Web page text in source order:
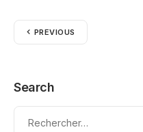
PREVIOUS
Search